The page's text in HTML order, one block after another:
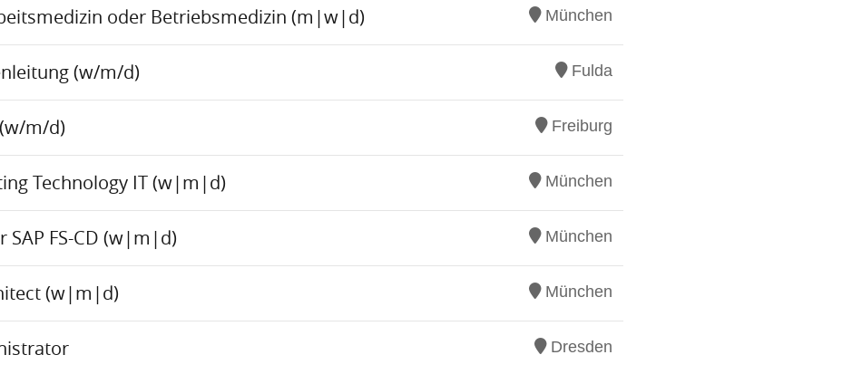
oder Betriebsmedizin (m|w|d) München
(w/m/d) Fulda
m/d) Freiburg
Technology IT (w|m|d) München
SAP FS-CD (w|m|d) München
(w|m|d) München
Dresden